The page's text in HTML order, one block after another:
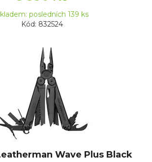
posledních 139 ks
Kód: 832524
Wave Plus Black